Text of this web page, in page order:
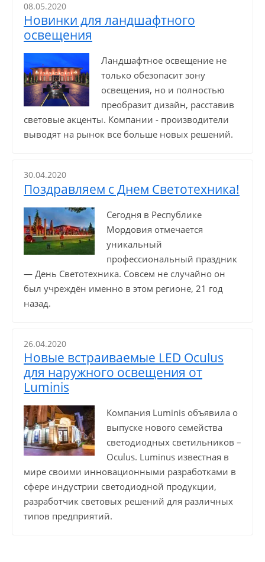
08.05.2020
Новинки для ландшафтного
освещения
Ландшафтное освещение не
только обезопасит зону
освещения, но и полностью
преобразит дизайн, расставив
световые акценты. Компании - производители
выводят на рынок все больше новых решений.
30.04.2020
Поздравляем с Днем Светотехника!
Сегодня в Республике
Мордовия отмечается
уникальный
профессиональный праздник
— День Светотехника. Совсем не случайно он
был учреждён именно в этом регионе, 21 год
назад.
26.04.2020
Новые встраиваемые LED Oculus
для наружного освещения от
Luminis
Компания Luminis объявила о
выпуске нового семейства
светодиодных светильников –
Oculus. Luminus известная в
мире своими инновационными разработками в
сфере индустрии светодиодной продукции,
разработчик световых решений для различных
типов предприятий.